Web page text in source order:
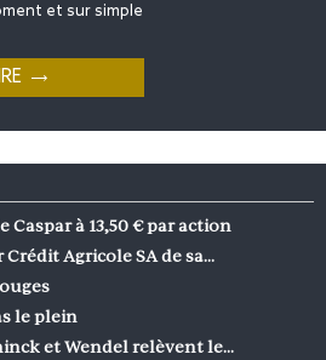
et sur simple
Caspar à 13,50 € par action
Agricole SA de sa…
le plein
et Wendel relèvent le…